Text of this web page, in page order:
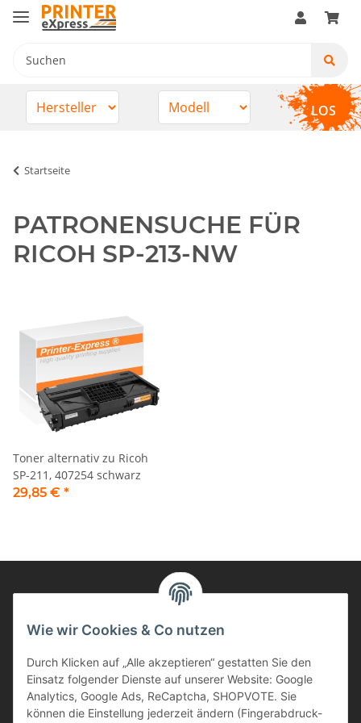
LOS
Startseite
PATRONENSUCHE FÜR
RICOH SP-213-NW
Toner alternativ zu Ricoh
SP-211, 407254 schwarz
29,85 € *
Informationen
Kunden Service
Haben Sie Fragen zu unseren Produkten?
Wie wir Cookies & Co nutzen
Durch Klicken auf „Alle akzeptieren“ gestatten Sie den
Einsatz folgender Dienste auf unserer Website: Google
Analytics, Google Ads, ReCaptcha, SHOPVOTE. Sie
können die Einstellung jederzeit ändern (Fingerabdruck-